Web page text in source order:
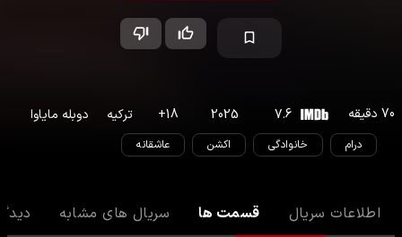
70 دقیقه 7.6
2025
18
+ ترکیه دوبله مایاوا
درام خانوادگی اکشن عاشقانه
اطلاعات سریال قسمت ها سریال های مشابه